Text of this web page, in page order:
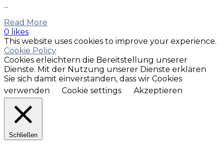
...
Read More
0 likes
This website uses cookies to improve your experience.
Cookie Policy
Cookies erleichtern die Bereitstellung unserer
Dienste. Mit der Nutzung unserer Dienste erklären
Sie sich damit einverstanden, dass wir Cookies
verwenden
Cookie settings Akzeptieren
Schließen